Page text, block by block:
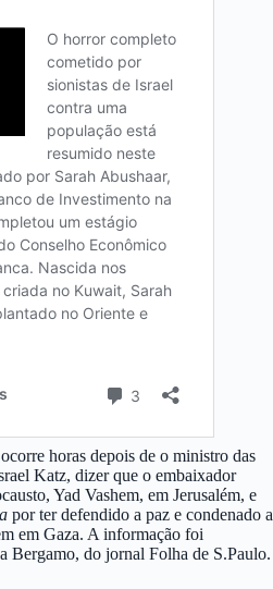
horas depois de o ministro das
Katz, dizer que o embaixador
Yad Vashem, em Jerusalém, e
por ter defendido a paz e condenado a
em Gaza. A informação foi
Bergamo, do jornal Folha de S.Paulo.